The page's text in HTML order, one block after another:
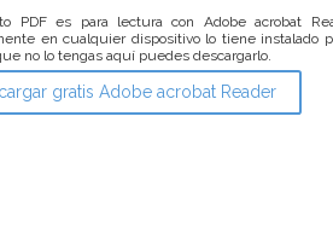
PDF es para lectura con Adobe acrobat
en cualquier dispositivo lo tiene instalado
no lo tengas aquí puedes descargarlo.
gratis Adobe acrobat Reader